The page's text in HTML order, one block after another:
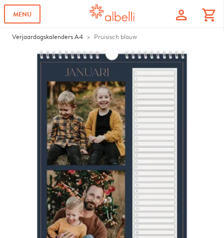
MENU profile shopping_cart
Verjaardagskalenders A4 Pruisisch blauw